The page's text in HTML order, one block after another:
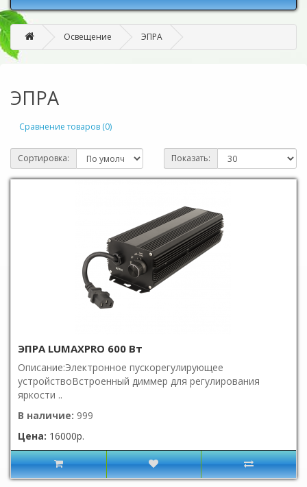
Освещение ЭПРА
ЭПРА
Сравнение товаров (0)
Сортировка: Показать:
ЭПРА LUMAXPRO 600 Вт
Описание:Электронное пускорегулирующее
устройствоВстроенный диммер для регулирования
яркости ..
В наличие: 999
Цена: 16000р.